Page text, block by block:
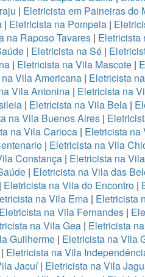
| Eletricista em Paineiras do
| Eletricista na Pompeia |
na Raposo Tavares| Eletricista
| Eletricista na Sé|
| Eletricista na Vila Mascote |
Vila Americana| Eletricista
Vila Antonina | Eletricista na
| Eletricista na Vila Bela |
na Vila Buenos Aires |
na Vila Carioca| Eletricista na
| Eletricista na Vila
Constança| Eletricista na
| Eletricista na Vila das
Eletricista na Vila do Encontro|
na Vila Ema | Eletricista
Eletricista na Vila Fernandes|
na Vila Gea| Eletricista
Guilherme | Eletricista na Vila
Eletricista na Vila
Jacuí| Eletricista na Vila